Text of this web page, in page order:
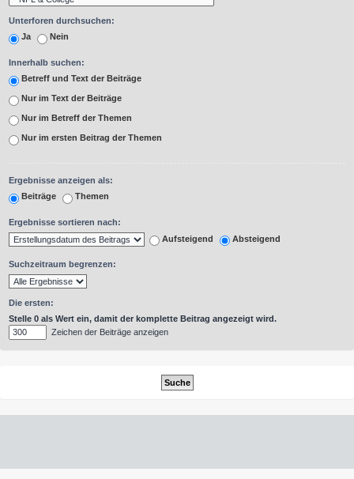
Unterforen durchsuchen:
Ja
Nein
Innerhalb suchen:
Betreff und Text der Beiträge
Nur im Text der Beiträge
Nur im Betreff der Themen
Nur im ersten Beitrag der Themen
Ergebnisse anzeigen als:
Beiträge
Themen
Ergebnisse sortieren nach:
Aufsteigend
Absteigend
Suchzeitraum begrenzen:
Die ersten:
Stelle 0 als Wert ein, damit der komplette Beitrag angezeigt wird.
Zeichen der Beiträge anzeigen